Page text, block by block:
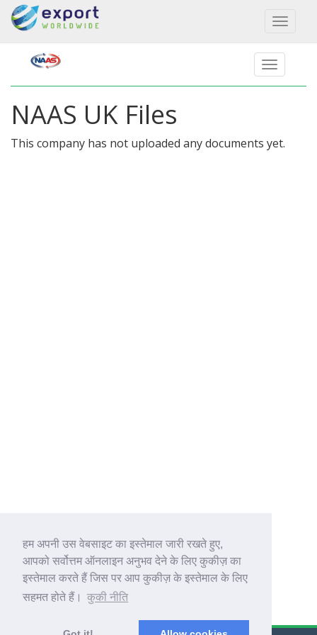
हम अपनी उस वेबसाइट का इस्तेमाल जारी रखते हुए,
आपको सर्वोत्तम ऑनलाइन अनुभव देने के लिए कुकीज़ का
इस्तेमाल करते हैं जिस पर आप कुकीज़ के इस्तेमाल के लिए
सहमत होते हैं।
कुकी नीति
Toggle
NAAS UK Files
This company has not uploaded any documents yet.